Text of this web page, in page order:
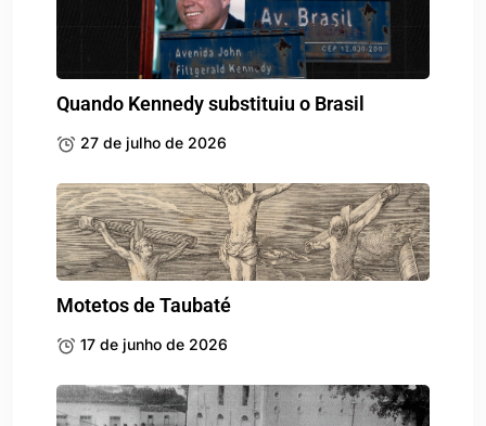
Quando Kennedy substituiu o Brasil
27 de julho de 2026
Motetos de Taubaté
17 de junho de 2026